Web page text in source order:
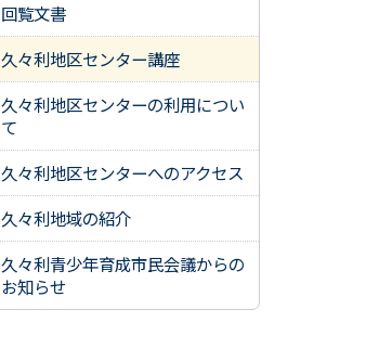
回覧文書
久々利地区センター講座
久々利地区センターの利用につい
て
久々利地区センターへのアクセス
久々利地域の紹介
久々利青少年育成市民会議からの
お知らせ